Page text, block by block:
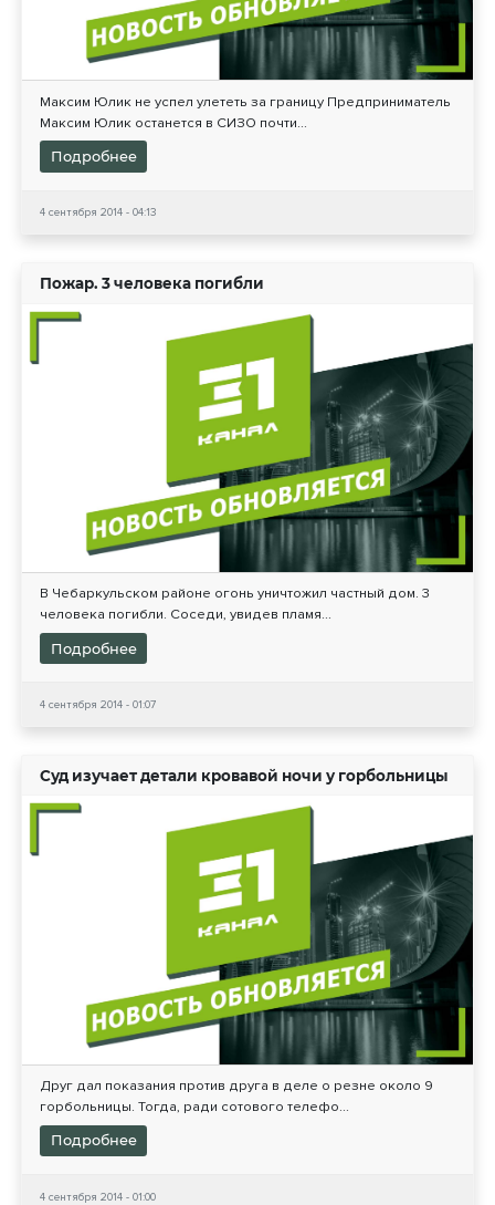
Максим Юлик не успел улететь за границу Предприниматель
Максим Юлик останется в СИЗО почти...
Подробнее
4 сентября 2014 - 04:13
Пожар. 3 человека погибли
В Чебаркульском районе огонь уничтожил частный дом. 3
человека погибли. Соседи, увидев пламя...
Подробнее
4 сентября 2014 - 01:07
Суд изучает детали кровавой ночи у горбольницы
Друг дал показания против друга в деле о резне около 9
горбольницы. Тогда, ради сотового телефо...
Подробнее
4 сентября 2014 - 01:00